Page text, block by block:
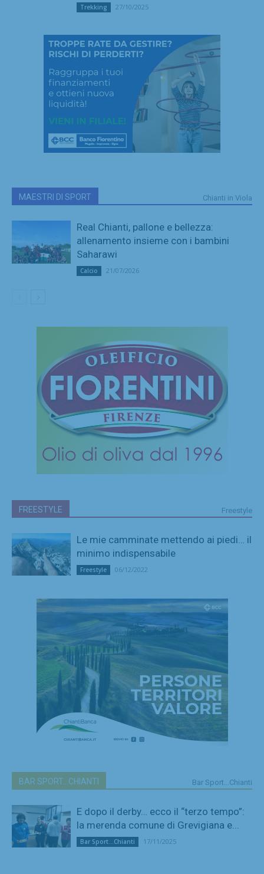
Trekking 27/10/2025
MAESTRI DI SPORT Chianti in Viola
Real Chianti, pallone e bellezza:
allenamento insieme con i bambini
Saharawi
Calcio 21/07/2026
FREESTYLE Freestyle
Le mie camminate mettendo ai piedi… il
minimo indispensabile
Freestyle 06/12/2022
BAR SPORT...CHIANTI Bar Sport...Chianti
E dopo il derby… ecco il “terzo tempo”:
la merenda comune di Grevigiana e...
Bar Sport...Chianti 17/11/2025